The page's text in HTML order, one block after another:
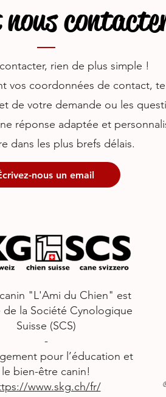
nous
rien de plus simple !
vos coordonnées de contact,
de votre demande ou les
réponse adaptée et
dans les plus brefs délais.
nous un email
"L'Ami du Chien" est
de la Société Cynologique
Suisse (SCS)
-
pour l’éducation et
le bien-être canin!
www.skg.ch/fr/